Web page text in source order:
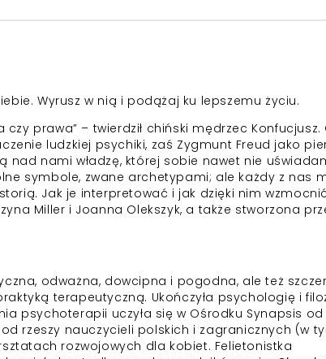
Wyrusz w nią i podążaj ku lepszemu życiu.
prawa” – twierdził chiński mędrzec Konfucjusz.
ludzkiej psychiki, zaś Zygmunt Freud jako
nad nami władzę, której sobie nawet nie
symbole, zwane archetypami; ale każdy z nas
Jak je interpretować i jak dzięki nim
Miller i Joanna Olekszyk, a także stworzona
odważna, dowcipna i pogodna, ale też
terapeutyczną. Ukończyła psychologię i
psychoterapii uczyła się w Ośrodku Synapsis od
rzeszy nauczycieli polskich i zagranicznych (w
rozwojowych dla kobiet. Felietonistka